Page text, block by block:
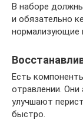
В наборе
и обязательно
нормализующие
Есть
отравлении.
улучшают
быстро.